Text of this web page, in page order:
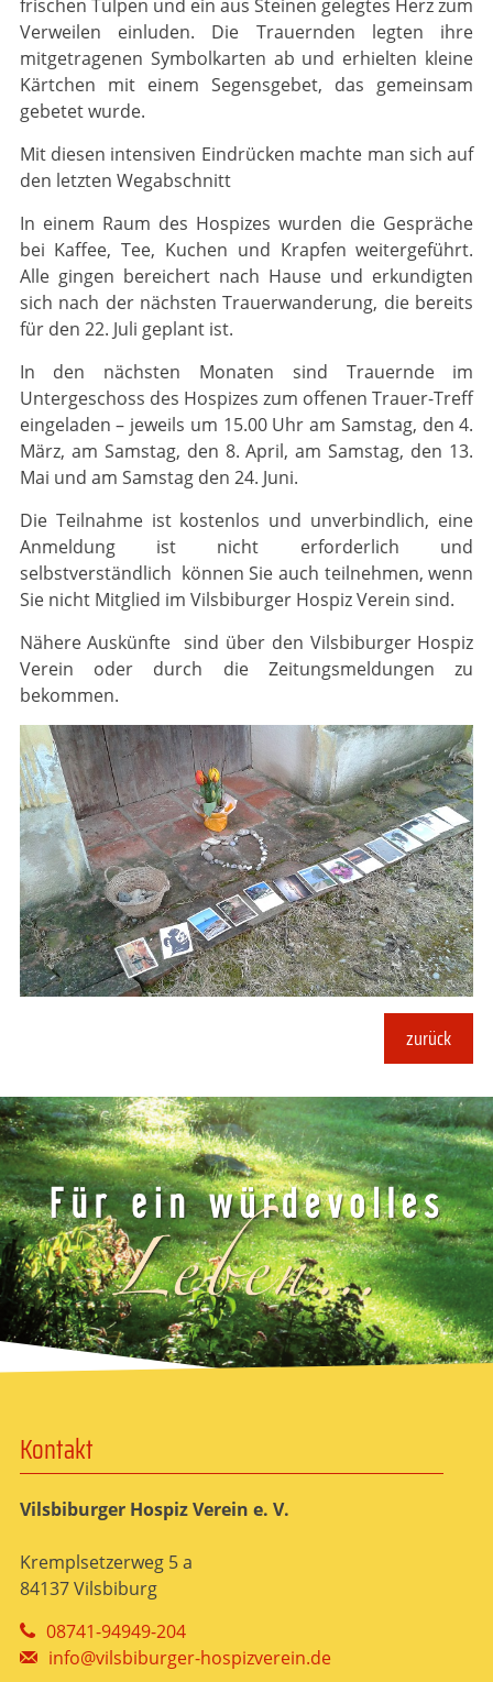
frischen Tulpen und ein aus Steinen gelegtes Herz zum
Verweilen einluden. Die Trauernden legten ihre
mitgetragenen Symbolkarten ab und erhielten kleine
Kärtchen mit einem Segensgebet, das gemeinsam
gebetet wurde.
Mit diesen intensiven Eindrücken machte man sich auf
den letzten Wegabschnitt
In einem Raum des Hospizes wurden die Gespräche
bei Kaffee, Tee, Kuchen und Krapfen weitergeführt.
Alle gingen bereichert nach Hause und erkundigten
sich nach der nächsten Trauerwanderung, die bereits
für den 22. Juli geplant ist.
In den nächsten Monaten sind Trauernde im
Untergeschoss des Hospizes zum offenen Trauer-Treff
eingeladen – jeweils um 15.00 Uhr am Samstag, den 4.
März, am Samstag, den 8. April, am Samstag, den 13.
Mai und am Samstag den 24. Juni.
Die Teilnahme ist kostenlos und unverbindlich, eine
Anmeldung ist nicht erforderlich und
selbstverständlich können Sie auch teilnehmen, wenn
Sie nicht Mitglied im Vilsbiburger Hospiz Verein sind.
Nähere Auskünfte sind über den Vilsbiburger Hospiz
Verein oder durch die Zeitungsmeldungen zu
bekommen.
zurück
Kontakt
Vilsbiburger Hospiz Verein e. V.
Kremplsetzerweg 5 a
84137 Vilsbiburg
08741-94949-204
info@vilsbiburger-hospizverein.de